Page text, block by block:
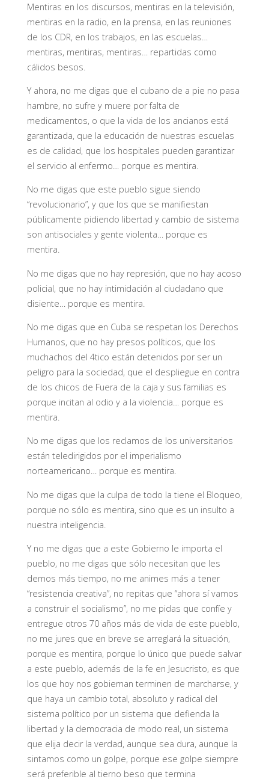
Mentiras en los discursos, mentiras en la televisión,
mentiras en la radio, en la prensa, en las reuniones
de los CDR, en los trabajos, en las escuelas…
mentiras, mentiras, mentiras… repartidas como
cálidos besos.
Y ahora, no me digas que el cubano de a pie no pasa
hambre, no sufre y muere por falta de
medicamentos, o que la vida de los ancianos está
garantizada, que la educación de nuestras escuelas
es de calidad, que los hospitales pueden garantizar
el servicio al enfermo… porque es mentira.
No me digas que este pueblo sigue siendo
“revolucionario”, y que los que se manifiestan
públicamente pidiendo libertad y cambio de sistema
son antisociales y gente violenta… porque es
mentira.
No me digas que no hay represión, que no hay acoso
policial, que no hay intimidación al ciudadano que
disiente… porque es mentira.
No me digas que en Cuba se respetan los Derechos
Humanos, que no hay presos políticos, que los
muchachos del 4tico están detenidos por ser un
peligro para la sociedad, que el despliegue en contra
de los chicos de Fuera de la caja y sus familias es
porque incitan al odio y a la violencia… porque es
mentira.
No me digas que los reclamos de los universitarios
están teledirigidos por el imperialismo
norteamericano… porque es mentira.
No me digas que la culpa de todo la tiene el Bloqueo,
porque no sólo es mentira, sino que es un insulto a
nuestra inteligencia.
Y no me digas que a este Gobierno le importa el
pueblo, no me digas que sólo necesitan que les
demos más tiempo, no me animes más a tener
“resistencia creativa”, no repitas que “ahora sí vamos
a construir el socialismo”, no me pidas que confíe y
entregue otros 70 años más de vida de este pueblo,
no me jures que en breve se arreglará la situación,
porque es mentira, porque lo único que puede salvar
a este pueblo, además de la fe en Jesucristo, es que
los que hoy nos gobiernan terminen de marcharse, y
que haya un cambio total, absoluto y radical del
sistema político por un sistema que defienda la
libertad y la democracia de modo real, un sistema
que elija decir la verdad, aunque sea dura, aunque la
sintamos como un golpe, porque ese golpe siempre
será preferible al tierno beso que termina